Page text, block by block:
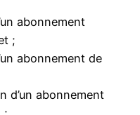
abonnement
;
abonnement de
d’un abonnement